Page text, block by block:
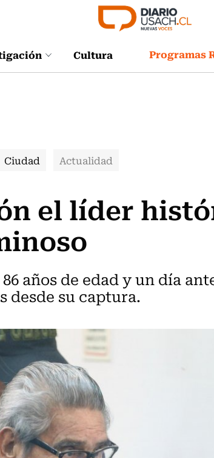
Cultura Programas
Ciudad Actualidad
el líder
años de edad y un día
desde su captura.